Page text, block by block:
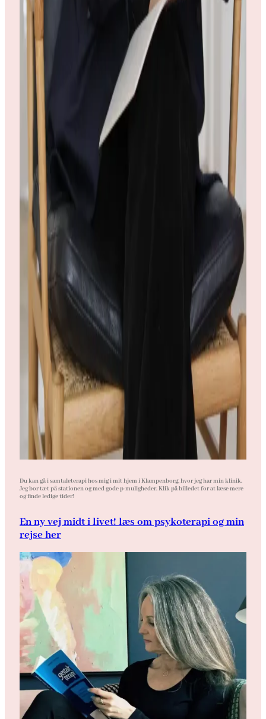
Du kan gå i samtaleterapi hos mig i mit hjem i Klampenborg, hvor jeg har min klinik.
Jeg bor tæt på stationen og med gode p-muligheder. Klik på billedet for at læse mere
og finde ledige tider!
En ny vej midt i livet! læs om psykoterapi og min
rejse her